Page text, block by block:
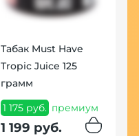
Табак Must Have
Tropic Juice 125
грамм
1 175 руб. премиум
1 199 руб.